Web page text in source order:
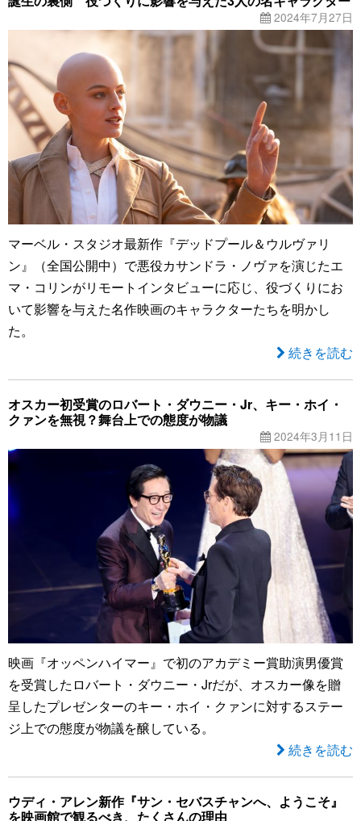
2024年7月27日
マーベル・スタジオ最新作『デッドプール＆ウルヴァリ
ン』（全国公開中）で悪役カサンドラ・ノヴァを演じたエ
マ・コリンがリモートインタビューに応じ、役づくりにお
いて影響を与えた名作映画のキャラクターたちを明かし
た。
続きを読む
オスカー初受賞のロバート・ダウニー・Jr、キー・ホイ・
クァンを無視？舞台上での態度が物議
2024年3月11日
映画『オッペンハイマー』で初のアカデミー賞助演男優賞
を受賞したロバート・ダウニー・Jrだが、オスカー像を贈
呈したプレゼンターのキー・ホイ・クァンに対するステー
ジ上での態度が物議を醸している。
続きを読む
ウディ・アレン新作『サン・セバスチャンへ、ようこそ』
を映画館で観るべき、たくさんの理由